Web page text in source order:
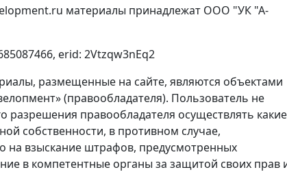
материалы принадлежат ООО "УК "А-
erid: 2Vtzqw3nEq2
размещенные на сайте, являются объектами
(правообладателя). Пользователь не
разрешения правообладателя осуществлять
собственности, в противном случае,
на взыскание штрафов, предусмотренных
в компетентные органы за защитой своих прав